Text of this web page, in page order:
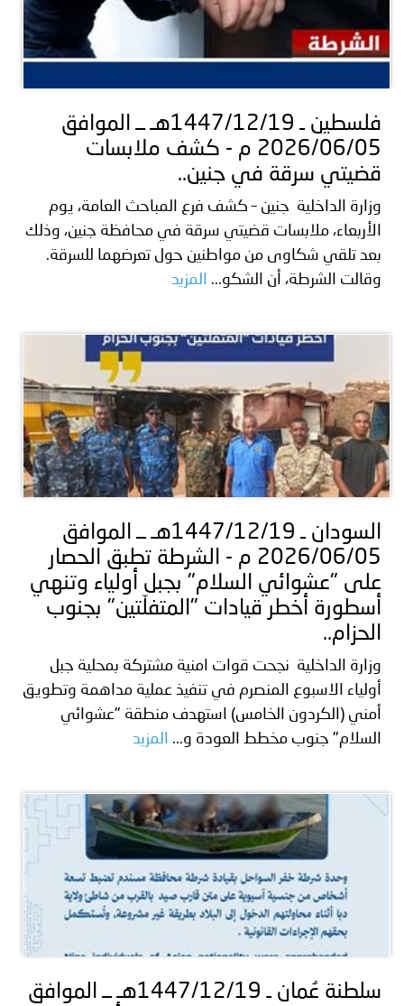
فلسطين ـ 1447/12/19هـ ــ الموافق
2026/06/05 م - كشف ملابسات
قضيتي سرقة في جنين..
وزارة الداخلية جنين – كشف فرع المباحث العامة، يوم
الأربعاء، ملابسات قضيتي سرقة في محافظة جنين، وذلك
بعد تلقي شكاوى من مواطنين حول تعرضهما للسرقة.
وقالت الشرطة، أن الشكو...
المزيد
السودان ـ 1447/12/19هـ ــ الموافق
2026/06/05 م - الشرطة تطبق الحصار
على "عشوائي السلام" بجبل أولياء وتنهي
أسطورة أخطر قيادات "المتفلّتين" بجنوب
الحزام..
وزارة الداخلية نجحت قوات امنية مشتركة بمحلية جبل
أولياء الاسبوع المنصرم في تنفيذ عملية مداهمة وتطويق
أمني (الكردون الخامس) استهدف منطقة "عشوائي
السلام" جنوب مخطط العودة و...
المزيد
سلطنة عُمان ـ 1447/12/19هـ ــ الموافق